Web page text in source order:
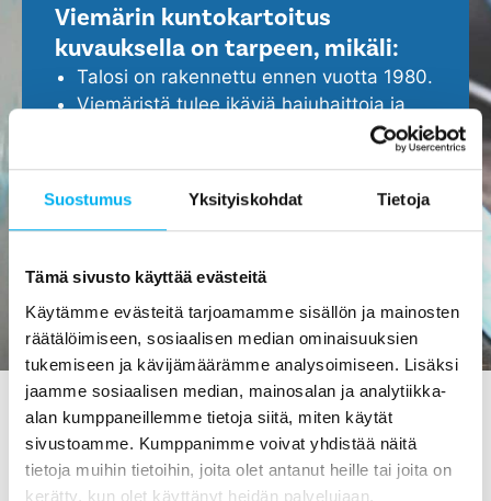
Suostumus Yksityiskohdat Tietoja
Tämä sivusto käyttää evästeitä
Käytämme evästeitä tarjoamamme sisällön ja mainosten
räätälöimiseen, sosiaalisen median ominaisuuksien
tukemiseen ja kävijämäärämme analysoimiseen. Lisäksi
jaamme sosiaalisen median, mainosalan ja analytiikka-
alan kumppaneillemme tietoja siitä, miten käytät
sivustoamme. Kumppanimme voivat yhdistää näitä
tietoja muihin tietoihin, joita olet antanut heille tai joita on
kerätty, kun olet käyttänyt heidän palvelujaan.
Viemärin kuntokartoitus
kuvauksella on tarpeen, mikäli:
Talosi on rakennettu ennen vuotta 1980.
Viemäristä tulee ikäviä hajuhaittoja ja
Haluat ennakoida ja turvata kotisi
ilmenemistä.
Viemärin kuvaus Kuhmossa -